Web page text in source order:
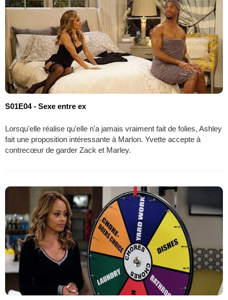
S01E04 - Sexe entre ex
Lorsqu'elle réalise qu'elle n'a jamais vraiment fait de folies, Ashley
fait une proposition intéressante à Marlon. Yvette accepte à
contrecœur de garder Zack et Marley.